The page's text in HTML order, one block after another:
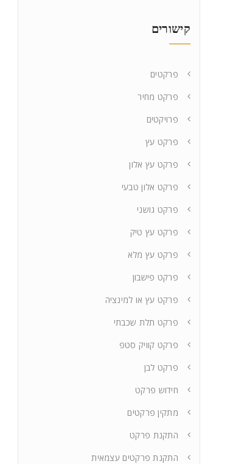
קישורים
פרקטים
פרקט מחיר
פרויקטים
פרקט עץ
פרקט עץ אלון
פרקט אלון טבעי
פרקט גושני
פרקט עץ טיק
פרקט עץ מלא
פרקט פישבון
פרקט עץ או למינציה
פרקט תלת שכבתי
פרקט קוויק סטפ
פרקט לבן
חידוש פרקט
מתקין פרקטים
התקנת פרקט
התקנת פרקטים עצמאית